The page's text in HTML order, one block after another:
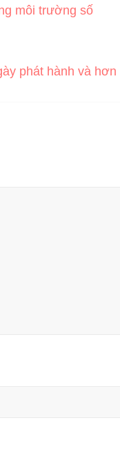
môi trường số
phát hành và